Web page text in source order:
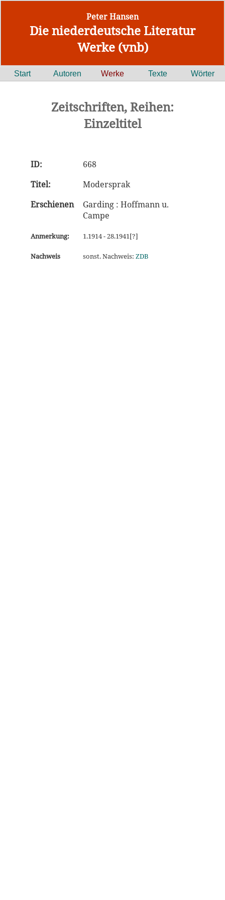
Peter Hansen
Die niederdeutsche Literatur
Werke (vnb)
Start Autoren Werke Texte Wörter
Zeitschriften, Reihen:
Einzeltitel
ID:
668
Titel:
Modersprak
Erschienen
Garding : Hoffmann u.
Campe
Anmerkung: 1.1914 - 28.1941[?]
Nachweis sonst. Nachweis: ZDB